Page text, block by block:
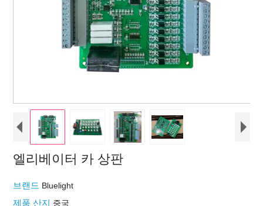
엘리베이터 카 상판
브랜드 Bluelight
제품 산지 중국